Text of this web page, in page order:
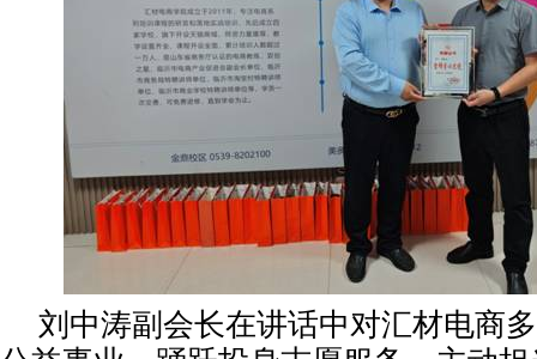
刘中涛副会长在讲话中对汇材电商